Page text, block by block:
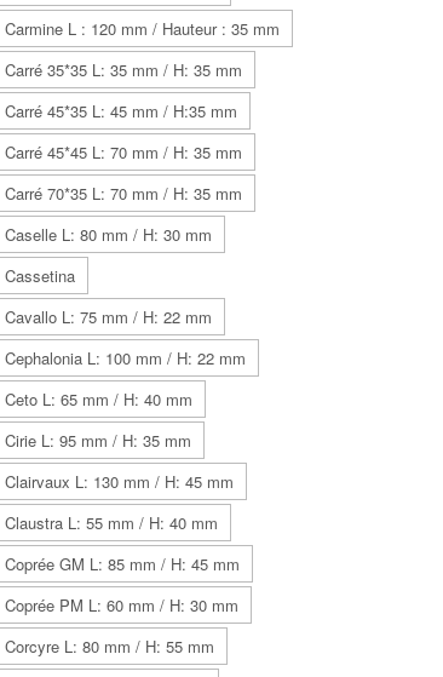
Carmine L : 120 mm / Hauteur : 35 mm
Carré 35*35 L: 35 mm / H: 35 mm
Carré 45*35 L: 45 mm / H:35 mm
Carré 45*45 L: 70 mm / H: 35 mm
Carré 70*35 L: 70 mm / H: 35 mm
Caselle L: 80 mm / H: 30 mm
Cassetina
Cavallo L: 75 mm / H: 22 mm
Cephalonia L: 100 mm / H: 22 mm
Ceto L: 65 mm / H: 40 mm
Cirie L: 95 mm / H: 35 mm
Clairvaux L: 130 mm / H: 45 mm
Claustra L: 55 mm / H: 40 mm
Coprée GM L: 85 mm / H: 45 mm
Coprée PM L: 60 mm / H: 30 mm
Corcyre L: 80 mm / H: 55 mm